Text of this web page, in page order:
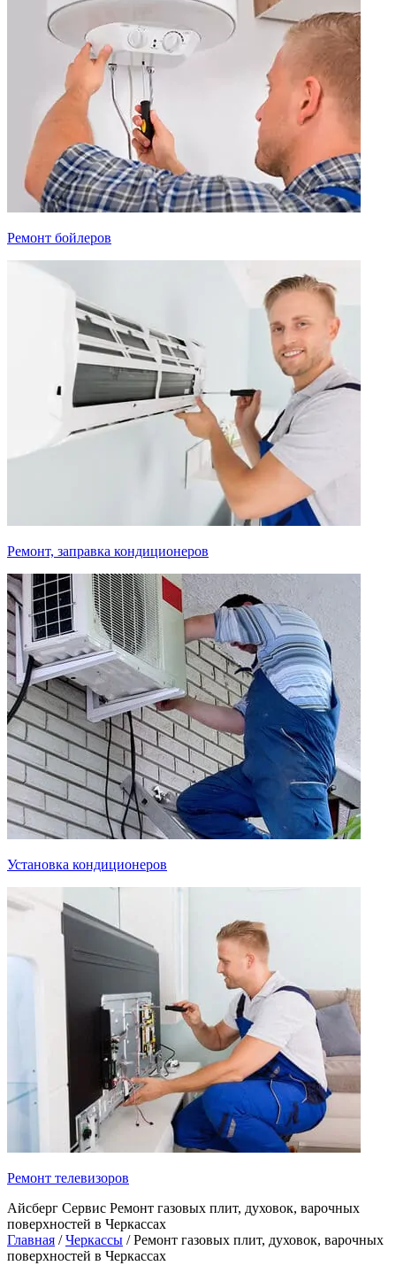
Ремонт бойлеров
Ремонт, заправка кондиционеров
Установка кондиционеров
Ремонт телевизоров
Айсберг Сервис Ремонт газовых плит, духовок, варочных
поверхностей в Черкассах
Главная /Черкассы /Ремонт газовых плит, духовок, варочных
поверхностей в Черкассах